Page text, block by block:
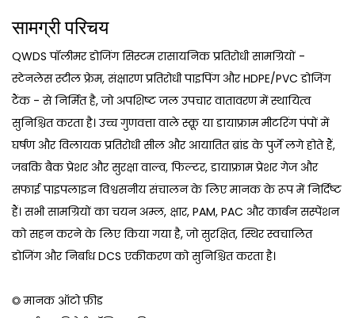
सामग्री परिचय
QWDS पॉलीमर डोजिंग सिस्टम रासायनिक प्रतिरोधी सामग्रियों -
स्टेनलेस स्टील फ्रेम, संक्षारण प्रतिरोधी पाइपिंग और HDPE/PVC डोजिंग
टैंक - से निर्मित है, जो अपशिष्ट जल उपचार वातावरण में स्थायित्व
सुनिश्चित करता है। उच्च गुणवत्ता वाले स्क्रू या डायाफ्राम मीटरिंग पंपों में
घर्षण और विलायक प्रतिरोधी सील और आयातित ब्रांड के पुर्जे लगे होते हैं,
जबकि बैक प्रेशर और सुरक्षा वाल्व, फिल्टर, डायाफ्राम प्रेशर गेज और
सफाई पाइपलाइन विश्वसनीय संचालन के लिए मानक के रूप में निर्दिष्ट
हैं। सभी सामग्रियों का चयन अम्ल, क्षार, PAM, PAC और कार्बन सस्पेंशन
को सहन करने के लिए किया गया है, जो सुरक्षित, स्थिर स्वचालित
डोजिंग और निर्बाध DCS एकीकरण को सुनिश्चित करता है।
◎ मानक ऑटो फ़ीड